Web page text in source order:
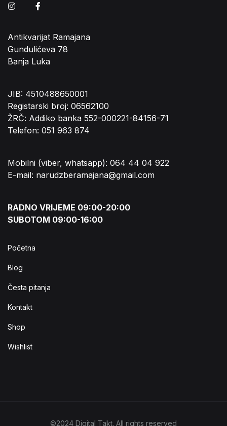
Instagram
Antikvarijat Ramajana
Gundulićeva 78
Banja Luka
JIB: 4510488650001
Registarski broj: 06562100
ŽRČ: Addiko banka 552-000221-84156-71
Telefon: 051 963 874
Mobilni (viber, whatsapp): 064 44 04 922
E-mail: narudzberamajana@gmail.com
RADNO VRIJEME 09:00-20:00
SUBOTOM 09:00-16:00
Početna
Blog
Česta pitanja
Kontakt
Shop
Wishlist
©2024 Digital Takt. All rights reserved